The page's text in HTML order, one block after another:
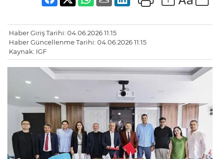
Haber Giriş Tarihi: 04.06.2026 11:15
Haber Güncellenme Tarihi: 04.06.2026 11:15
Kaynak: IGF